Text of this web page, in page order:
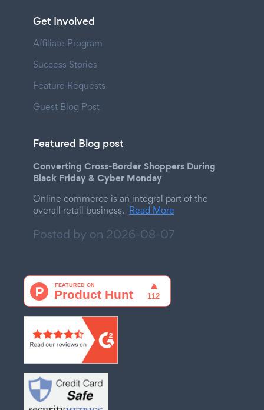
Get Involved
Affiliate Program
Success Stories
Feature Requests
Guest Blog Post
Featured Blog post
Converting Cross-Border Shoppers During
Black Friday & Cyber Monday
Online commerce is an integral part of the
overall retail business. Read More
Posted by on 2026-08-07